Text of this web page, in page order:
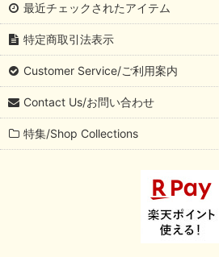
最近チェックされたアイテム
特定商取引法表示
Customer Service/ご利用案内
Contact Us/お問い合わせ
特集/Shop Collections